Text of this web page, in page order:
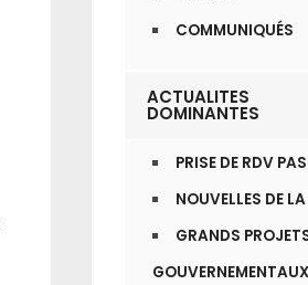
COMMUNIQUÉS
ACTUALITES
DOMINANTES
PRISE DE RDV
NOUVELLES DE
GRANDS
GOUVERNEMENTAUX